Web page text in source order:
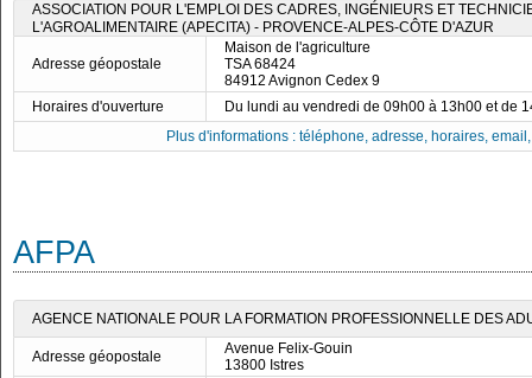
ASSOCIATION POUR L'EMPLOI DES CADRES, INGÉNIEURS ET
L'AGROALIMENTAIRE (APECITA) - PROVENCE-ALPES-CÔTE D'AZUR
Adresse géopostale
Maison de l'agriculture
TSA 68424
84912 Avignon Cedex 9
Horaires d'ouverture
Du lundi au vendredi de 09h00 à 13h00 et de
Plus d'informations : téléphone, adresse, horaires,
AFPA
AGENCE NATIONALE POUR LA FORMATION PROFESSIONNELLE DES
Adresse géopostale
Avenue Felix-Gouin
13800 Istres